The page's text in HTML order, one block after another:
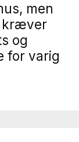
men
kræver
og
for varig